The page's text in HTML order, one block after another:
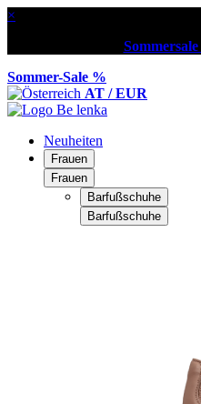
×
Sommer-Sale %
AT / EUR
Neuheiten
Frauen
Frauen
Barfußschuhe
Barfußschuhe